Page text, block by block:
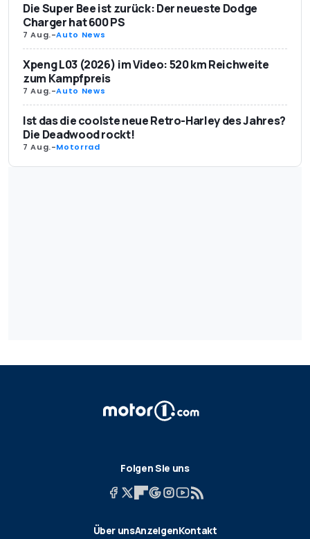
Die Super Bee ist zurück: Der neueste Dodge
Charger hat 600 PS
7 Aug.-Auto News
Xpeng L03 (2026) im Video: 520 km Reichweite
zum Kampfpreis
7 Aug.-Auto News
Ist das die coolste neue Retro-Harley des Jahres?
Die Deadwood rockt!
7 Aug.-Motorrad
Folgen Sie uns
Über unsAnzeigenKontakt